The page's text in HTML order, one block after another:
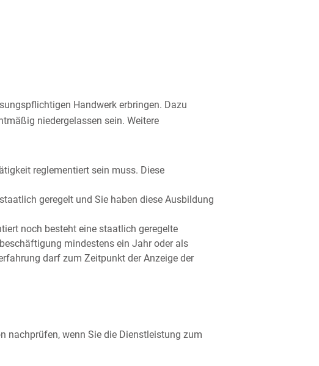
Handwerk erbringen. Dazu
niedergelassen sein. Weitere
reglementiert sein muss. Diese
geregelt und Sie haben diese Ausbildung
noch besteht eine staatlich geregelte
mindestens ein Jahr oder als
darf zum Zeitpunkt der Anzeige der
nachprüfen, wenn Sie die Dienstleistung zum